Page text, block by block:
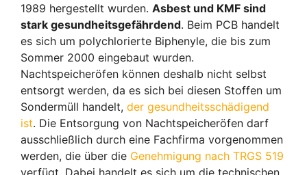
1989 hergestellt wurden. Asbest und KMF sind
stark gesundheitsgefährdend. Beim PCB handelt
es sich um polychlorierte Biphenyle, die bis zum
Sommer 2000 eingebaut wurden.
Nachtspeicheröfen können deshalb nicht selbst
entsorgt werden, da es sich bei diesen Stoffen um
Sondermüll handelt, der gesundheitsschädigend
ist. Die Entsorgung von Nachtspeicheröfen darf
ausschließlich durch eine Fachfirma vorgenommen
werden, die über die Genehmigung nach TRGS 519